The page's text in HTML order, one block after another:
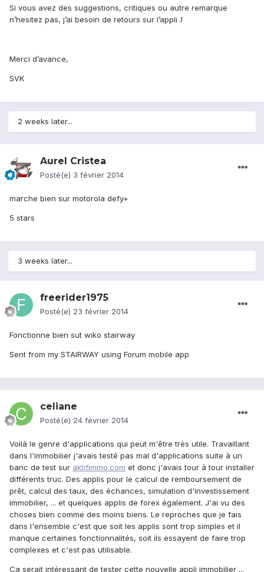
Si vous avez des suggestions, critiques ou autre remarque
n’hesitez pas, j’ai besoin de retours sur l’appli J
Merci d’avance,
SVK
2 weeks later...
Aurel Cristea
Posté(e) 3 février 2014
marche bien sur motorola defy+
5 stars
3 weeks later...
freerider1975
Posté(e) 23 février 2014
Fonctionne bien sut wiko stairway
Sent from my STAIRWAY using Forum mobile app
celiane
Posté(e) 24 février 2014
Voilà le genre d'applications qui peut m'être très utile. Travaillant
dans l'immobilier j'avais testé pas mal d'applications suite à un
banc de test sur aktifimmo.com et donc j'avais tour à tour installer
différents truc. Des applis pour le calcul de remboursement de
prêt, calcul des taux, des échances, simulation d'investissement
immobilier, ... et quelques applis de forex également. J'ai vu des
choses bien comme des moins biens. Le reproches que je fais
dans l'ensemble c'est que soit les applis sont trop simples et il
manque certaines fonctionnalités, soit ils essayent de faire trop
complexes et c'est pas utilisable.
Ca serait intéressant de tester cette nouvelle appli immobilier ...